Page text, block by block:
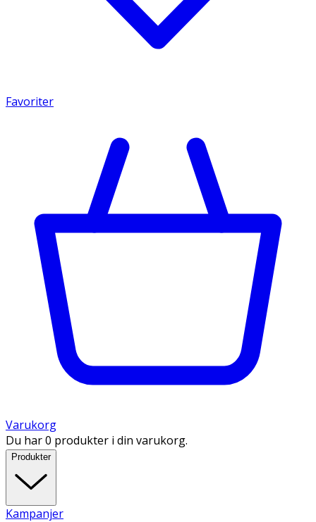
Favoriter
Varukorg
Du har 0 produkter i din varukorg.
Produkter
Kampanjer